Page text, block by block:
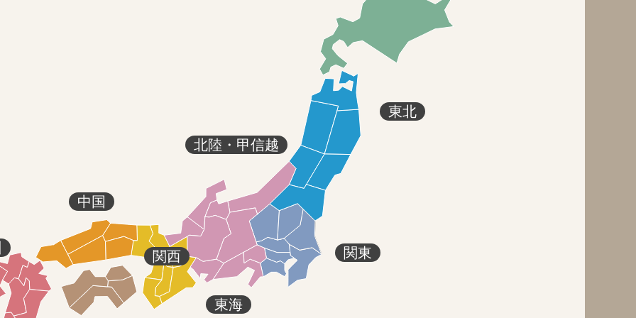
東北
関東
北陸・甲信越
東海
関西
中国